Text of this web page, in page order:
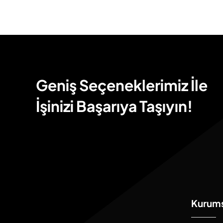
Geniş Seçeneklerimiz İle
İşinizi Başarıya Taşıyın!